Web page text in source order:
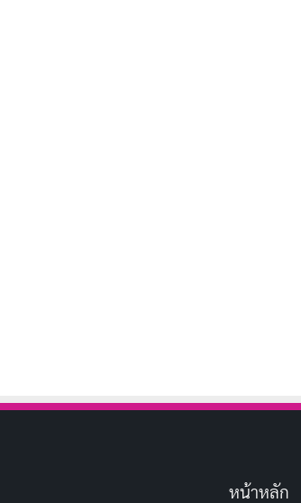
หน้าหลัก